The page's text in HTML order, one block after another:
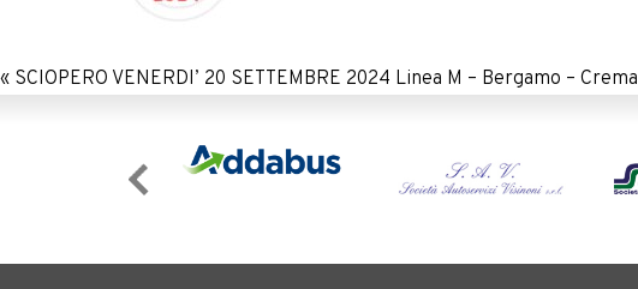
« SCIOPERO VENERDI’ 20 SETTEMBRE 2024 Linea M – Bergamo – Crema